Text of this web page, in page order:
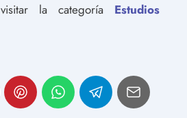
la categoría Estudios